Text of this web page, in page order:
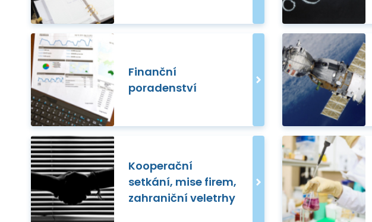
Finanční
poradenství
Kooperační
setkání, mise firem,
zahraniční veletrhy